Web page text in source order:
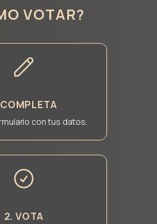
VOTAR?
COMPLETA
con tus datos.
2. VOTA